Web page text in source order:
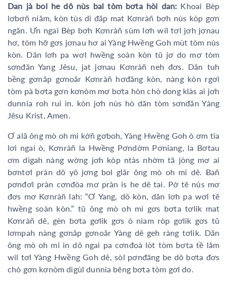
Dan jà bol he dô nùs bal tòm bơta hòi dan: Khoai Bèp
lơbơñ niăm, kòn tùs di đăp mat Kơnràñ bơh nùs kòp gơn
ngăn. Ưn ngai Bèp bơh Kơnràñ sùm lơh wil tơl jơh jơnau
hơ, tòm hơ̆ gơs jơnau hơ ai Yàng Hwềng Goh mùt tòm nùs
kòn. Dăn lơh pa wơl hwềng soàn kòn tŭ jơ do mơ tòm
sơnđăn Yang Jêsu, jat jơnau Kơnràñ neh đơs. Dăn tuh
bềng gơnăp gơnoăr Kơnràñ hơđăng kòn, nàng kòn rgơi
tòm pà bơta gơn kơnòm mơ bơta hòn chò dong klàs ai jơh
dunnia roh rui in. kòn jơh nùs hò dăn tòm sơnđăn Yàng
Jêsu Krist, Amen.
Ơ ală ông mò oh mi kờñ gơboh, Yàng Hwềng Goh ò ơm tia
lơi ngai ò, Kơnràñ la Hwềng Pơndờm Pơniang, la Bơtau
ơm digah nàng wờng jơh kòp ntàs nhờm tă jòng mơ ai
bơntơl pràn dô yô jơng bol glăr ông mò oh mi dê. Ƀañ
pơnđơl pràn cơnđòa mơ pràn is he dê tai. Pờ tĕ nùs mơ
đơs mơ Kơnràñ lah: “Ơ Yang, dô kòn, dăn lơh pa wơl tĕ
hwềng soàn kòn.” tŭ ông mò oh mi gơs bơta tơlik mat
Kơnràñ dê, gèn bơta gơlik gơs ò niam ròp gơlik gơs tŭ
lơmpah nàng gơnăp gơnoăr Yàng dê geh ràng tơlik. Dăn
ông mò oh mi in dô ngai pa cơnđoà lòt tòm bơta tề lăm
wil tơl Yàng Hwềng Goh dê, sòl pơnđăng be dô bơta đơs
chò gơn kơnòm digùl dunnia bêng bơta tòm gơl do.